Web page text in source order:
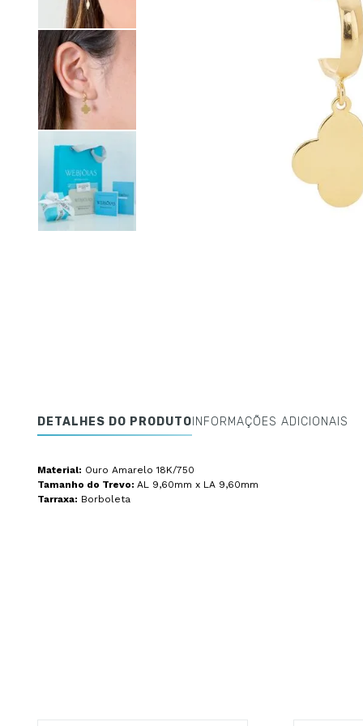
DETALHES DO PRODUTO INFORMAÇÕES ADICIONAIS
Material: Ouro Amarelo 18K/750
Tamanho do Trevo: AL 9,60mm x LA 9,60mm
Tarraxa: Borboleta